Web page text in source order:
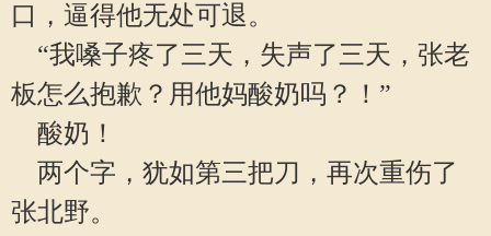
口，逼得他无处可退。
“我嗓子疼了三天，失声了三天，张老
板怎么抱歉？用他妈酸奶吗？！”
酸奶！
两个字，犹如第三把刀，再次重伤了
张北野。